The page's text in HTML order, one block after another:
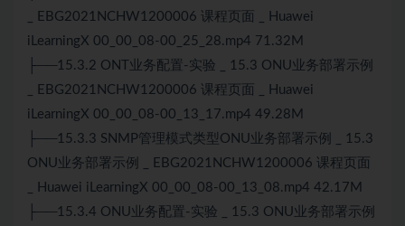
_ EBG2021NCHW1200006 课程页面 _ Huawei
iLearningX 00_00_08-00_25_28.mp4 71.32M
├──15.3.2 ONT业务配置-实验 _ 15.3 ONU业务部署示例
_ EBG2021NCHW1200006 课程页面 _ Huawei
iLearningX 00_00_08-00_13_17.mp4 49.28M
├──15.3.3 SNMP管理模式类型ONU业务部署示例 _ 15.3
ONU业务部署示例 _ EBG2021NCHW1200006 课程页面
_ Huawei iLearningX 00_00_08-00_13_08.mp4 42.17M
├──15.3.4 ONU业务配置-实验 _ 15.3 ONU业务部署示例